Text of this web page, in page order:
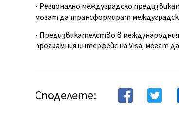
- Регионално междуградско
могат да трансформират
- Предизвикателство в
програмния интерфейс на Visa, могат
Споделете: